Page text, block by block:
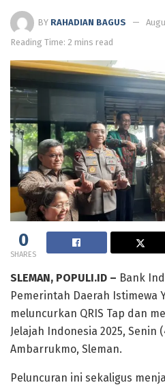
BY RAHADIAN BAGUS
Reading Time: 2 mins read
0
SHARES
SLEMAN, POPULI.ID – Bank
Pemerintah Daerah Istimewa
meluncurkan QRIS Tap dan
Jelajah Indonesia 2025, Senin
Ambarrukmo, Sleman.
Peluncuran ini sekaligus